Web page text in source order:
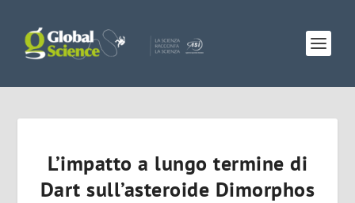
L’impatto a lungo termine di
Dart sull’asteroide Dimorphos